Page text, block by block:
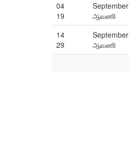
04
19
September
ஆவணி
14
29
September
ஆவணி